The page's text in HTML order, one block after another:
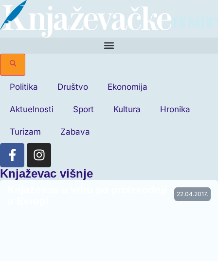
Politika Društvo Ekonomija
Aktuelnosti Sport Kultura Hronika
Turizam Zabava
Knjaževac višnje
22.04.2017.
Knjaževac u vrhu po proizvodnji višanja